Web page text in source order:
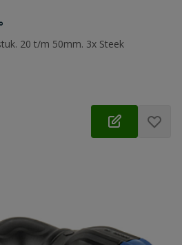
20 t/m 50mm. 3x Steek